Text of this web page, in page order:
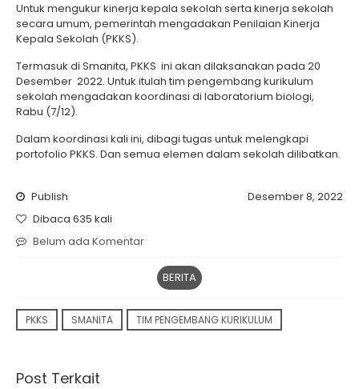
Untuk mengukur kinerja kepala sekolah serta kinerja sekolah
secara umum, pemerintah mengadakan Penilaian Kinerja
Kepala Sekolah (PKKS).
Termasuk di Smanita, PKKS ini akan dilaksanakan pada 20
Desember 2022. Untuk itulah tim pengembang kurikulum
sekolah mengadakan koordinasi di laboratorium biologi,
Rabu (7/12).
Dalam koordinasi kali ini, dibagi tugas untuk melengkapi
portofolio PKKS. Dan semua elemen dalam sekolah dilibatkan.
Publish
Desember 8, 2022
Dibaca 635 kali
Belum ada Komentar
BERITA
PKKS SMANITA TIM PENGEMBANG KURIKULUM
Post Terkait